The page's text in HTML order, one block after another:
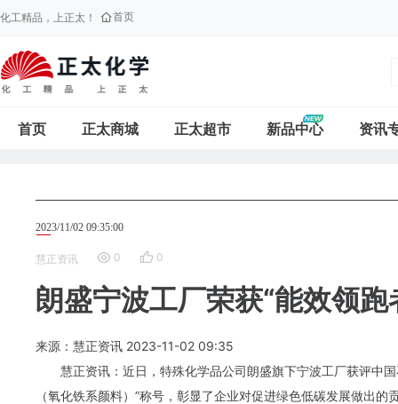
化工精品，上正太！ 首页
首页 正太商城 正太超市 新品中心 资讯
2023/11/02 09:35:00
慧正资讯 0 0
朗盛宁波工厂荣获“能效领
来源：慧正资讯 2023-11-02 09:35
慧正资讯：近日，特殊化学品公司朗盛旗下宁波工厂获评中
（氧化铁系颜料）”称号，彰显了企业对促进绿色低碳发展做出的